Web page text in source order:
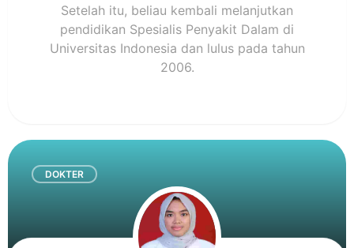
Setelah itu, beliau kembali melanjutkan
pendidikan Spesialis Penyakit Dalam di
Universitas Indonesia dan lulus pada tahun
2006.
DOKTER